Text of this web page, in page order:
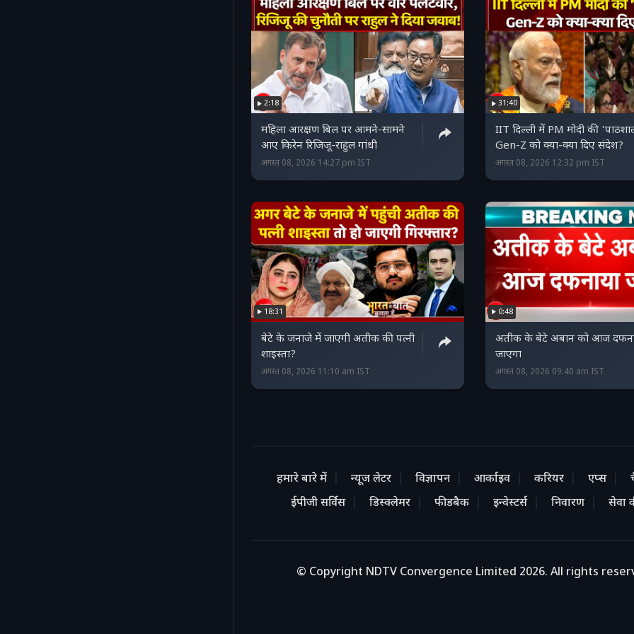
2:18
महिला आरक्षण बिल पर आमने-सामने
आए किरेन रिजिजू-राहुल गांधी
अगस्त 08, 2026 14:27 pm IST
31:40
IIT दिल्ली में PM मोदी की
Gen-Z को क्या-क्या दिए संदेश?
अगस्त 08, 2026 12:32 pm IST
18:31
बेटे के जनाजे में जाएगी अतीक की पत्नी
शाइस्ता?
अगस्त 08, 2026 11:10 am IST
0:48
अतीक के बेटे अबान को आज
जाएगा
अगस्त 08, 2026 09:40 am IST
हमारे बारे में न्यूज लेटर विज्ञापन आर्काइव करियर एप्स
ईपीजी सर्विस
डिस्क्लेमर फीडबैक इन्वेस्टर्स निवारण सेवा
© Copyright NDTV Convergence Limited 2026. All rights